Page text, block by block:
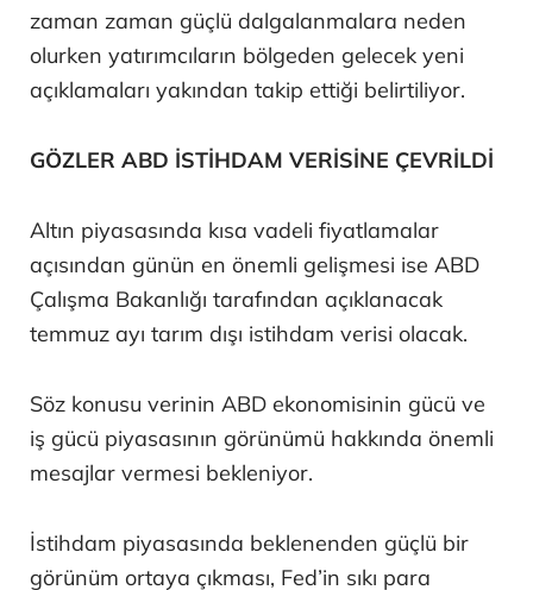
zaman zaman güçlü dalgalanmalara neden
olurken yatırımcıların bölgeden gelecek yeni
açıklamaları yakından takip ettiği belirtiliyor.
GÖZLER ABD İSTİHDAM VERİSİNE ÇEVRİLDİ
Altın piyasasında kısa vadeli fiyatlamalar
açısından günün en önemli gelişmesi ise ABD
Çalışma Bakanlığı tarafından açıklanacak
temmuz ayı tarım dışı istihdam verisi olacak.
Söz konusu verinin ABD ekonomisinin gücü ve
iş gücü piyasasının görünümü hakkında önemli
mesajlar vermesi bekleniyor.
İstihdam piyasasında beklenenden güçlü bir
görünüm ortaya çıkması, Fed’in sıkı para